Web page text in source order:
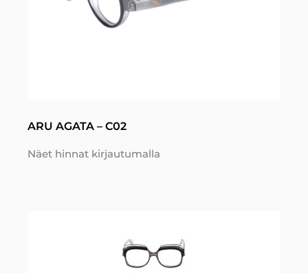
ARU AGATA – C02
Näet hinnat kirjautumalla